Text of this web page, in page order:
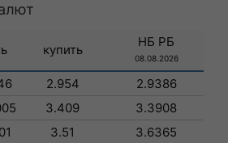
купить
НБ РБ
08.08.2026
2.954
2.9386
3.409
3.3908
3.51
3.6365